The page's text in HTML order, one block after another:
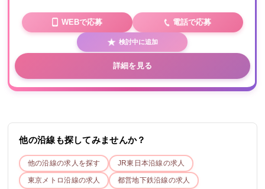
WEBで応募 電話で応募
検討中に追加
詳細を見る
他の沿線も探してみませんか？
他の沿線の求人を探す JR東日本沿線の求人
東京メトロ沿線の求人 都営地下鉄沿線の求人